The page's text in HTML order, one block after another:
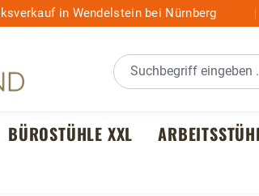
in Wendelstein bei Nürnberg
BÜROSTÜHLE XXL